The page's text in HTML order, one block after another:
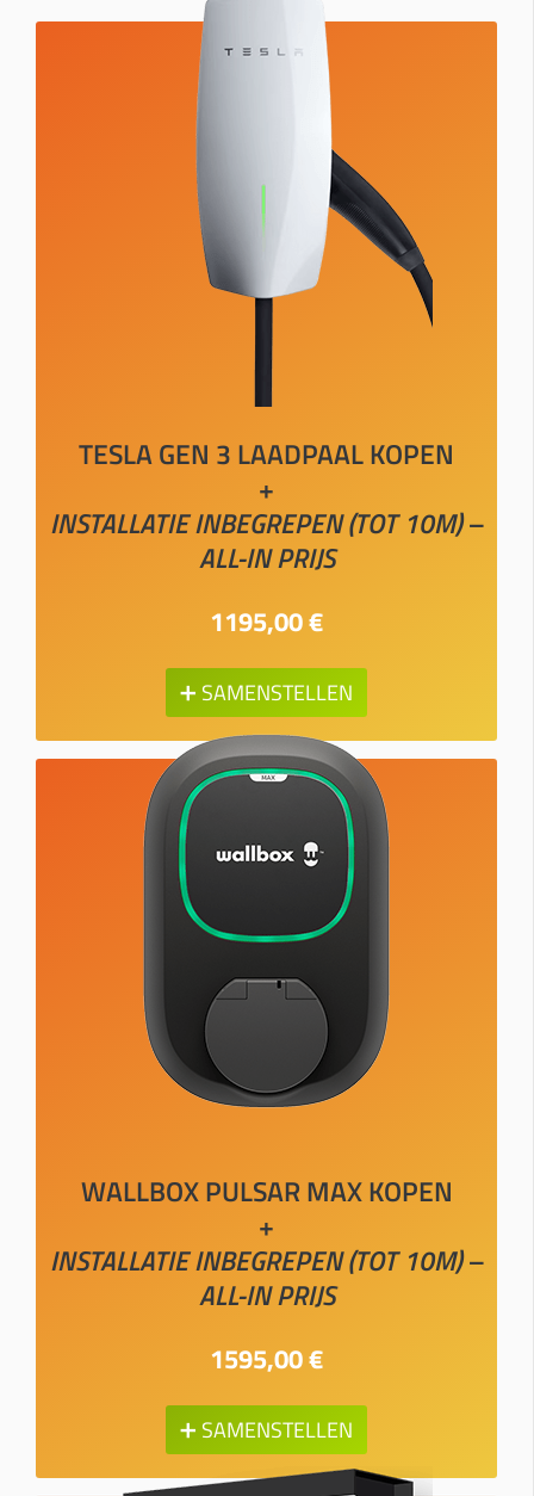
TESLA GEN 3 LAADPAAL KOPEN
+
INSTALLATIE INBEGREPEN (TOT 10M) –
ALL-IN PRIJS
1195,00 €
➕ SAMENSTELLEN
WALLBOX PULSAR MAX KOPEN
+
INSTALLATIE INBEGREPEN (TOT 10M) –
ALL-IN PRIJS
1595,00 €
➕ SAMENSTELLEN